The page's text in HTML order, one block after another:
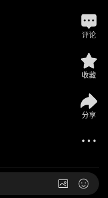
评论
收藏
分享